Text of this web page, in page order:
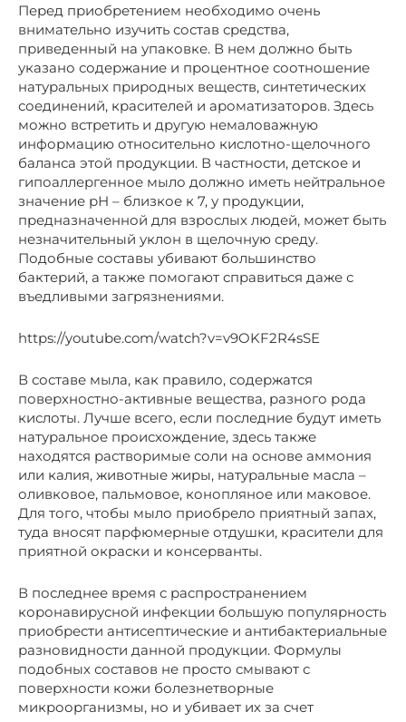
Перед приобретением необходимо очень
внимательно изучить состав средства,
приведенный на упаковке. В нем должно быть
указано содержание и процентное соотношение
натуральных природных веществ, синтетических
соединений, красителей и ароматизаторов. Здесь
можно встретить и другую немаловажную
информацию относительно кислотно-щелочного
баланса этой продукции. В частности, детское и
гипоаллергенное мыло должно иметь нейтральное
значение рН – близкое к 7, у продукции,
предназначенной для взрослых людей, может быть
незначительный уклон в щелочную среду.
Подобные составы убивают большинство
бактерий, а также помогают справиться даже с
въедливыми загрязнениями.
https://youtube.com/watch?v=v9OKF2R4sSE
В составе мыла, как правило, содержатся
поверхностно-активные вещества, разного рода
кислоты. Лучше всего, если последние будут иметь
натуральное происхождение, здесь также
находятся растворимые соли на основе аммония
или калия, животные жиры, натуральные масла –
оливковое, пальмовое, конопляное или маковое.
Для того, чтобы мыло приобрело приятный запах,
туда вносят парфюмерные отдушки, красители для
приятной окраски и консерванты.
В последнее время с распространением
коронавирусной инфекции большую популярность
приобрести антисептические и антибактериальные
разновидности данной продукции. Формулы
подобных составов не просто смывают с
поверхности кожи болезнетворные
микроорганизмы, но и убивает их за счет